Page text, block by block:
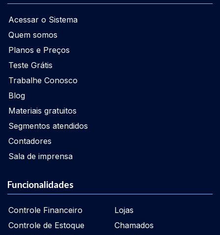
Acessar o Sistema
Quem somos
Planos e Preços
Teste Grátis
Trabalhe Conosco
Blog
Materiais gratuitos
Segmentos atendidos
Contadores
Sala de imprensa
Funcionalidades
Controle Financeiro
Controle de Estoque
Lojas
Chamados